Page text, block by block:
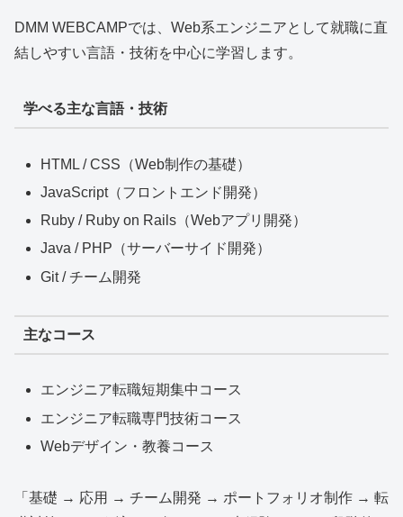
DMM WEBCAMPでは、Web系エンジニアとして就職に直
結しやすい言語・技術を中心に学習します。
学べる主な言語・技術
HTML / CSS（Web制作の基礎）
JavaScript（フロントエンド開発）
Ruby / Ruby on Rails（Webアプリ開発）
Java / PHP（サーバーサイド開発）
Git / チーム開発
主なコース
エンジニア転職短期集中コース
エンジニア転職専門技術コース
Webデザイン・教養コース
「基礎 → 応用 → チーム開発 → ポートフォリオ制作 → 転